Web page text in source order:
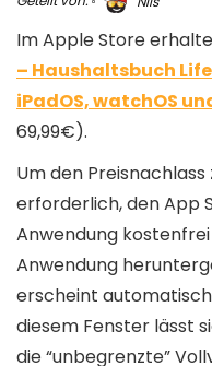
Im Apple Store
– Haushaltsbuch
iPadOS, watchOS
69,99€).
Um den
erforderlich, den App
Anwendung
Anwendung
erscheint
diesem Fenster lässt
die “unbegrenzte”